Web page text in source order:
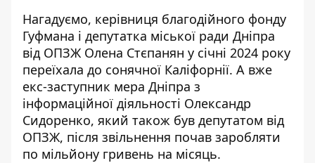
Нагадуємо, керівниця благодійного фонду
Гуфмана і депутатка міської ради Дніпра
від ОПЗЖ Олена Стєпанян у січні 2024 року
переїхала до сонячної Каліфорнії. А вже
екс-заступник мера Дніпра з
інформаційної діяльності Олександр
Сидоренко, який також був депутатом від
ОПЗЖ, після звільнення почав заробляти
по мільйону гривень на місяць.